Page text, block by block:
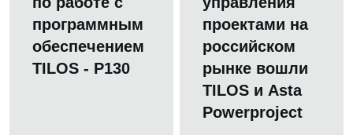
программным
обеспечением
TILOS - P130
проектами на
российском
рынке вошли
TILOS и Asta
Powerproject